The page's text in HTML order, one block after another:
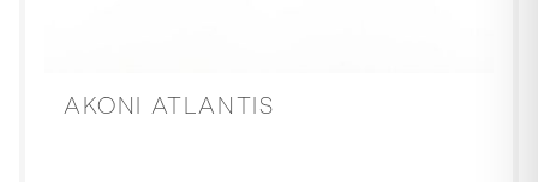
AKONI ATLANTIS